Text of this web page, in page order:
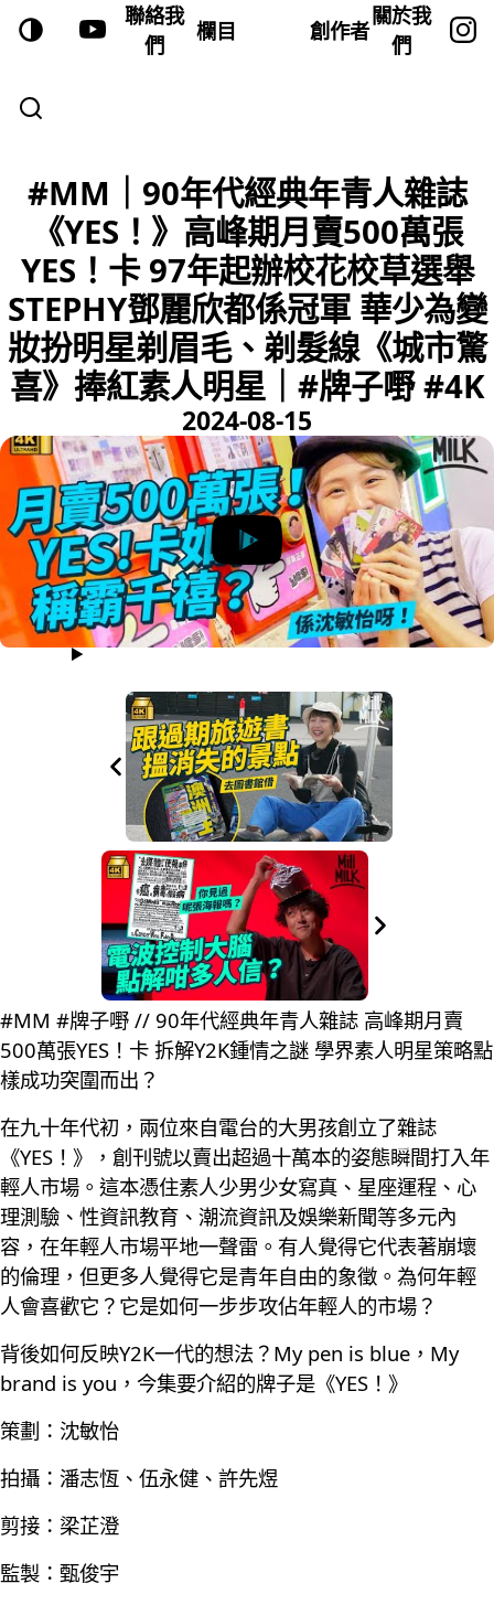
聯絡我
們
欄目 創作者
關於我
們
#MM｜90年代經典年青人雜誌
《YES！》高峰期月賣500萬張
YES！卡 97年起辦校花校草選舉
STEPHY鄧麗欣都係冠軍 華少為變
妝扮明星剃眉毛、剃髮線《城市驚
喜》捧紅素人明星｜#牌子嘢 #4K
2024-08-15
#MM #牌子嘢 // 90年代經典年青人雜誌 高峰期月賣
500萬張YES！卡 拆解Y2K鍾情之謎 學界素人明星策略點
樣成功突圍而出？
在九十年代初，兩位來自電台的大男孩創立了雜誌
《YES！》，創刊號以賣出超過十萬本的姿態瞬間打入年
輕人市場。這本憑住素人少男少女寫真、星座運程、心
理測驗、性資訊教育、潮流資訊及娛樂新聞等多元內
容，在年輕人市場平地一聲雷。有人覺得它代表著崩壞
的倫理，但更多人覺得它是青年自由的象徵。為何年輕
人會喜歡它？它是如何一步步攻佔年輕人的市場？
背後如何反映Y2K一代的想法？My pen is blue，My
brand is you，今集要介紹的牌子是《YES！》
策劃：沈敏怡
拍攝：潘志恆、伍永健、許先煜
剪接：梁芷澄
監製：甄俊宇